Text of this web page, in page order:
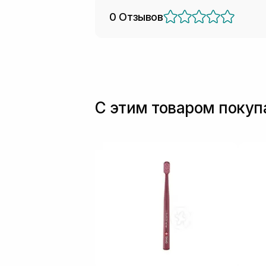
0 Отзывов
С этим товаром